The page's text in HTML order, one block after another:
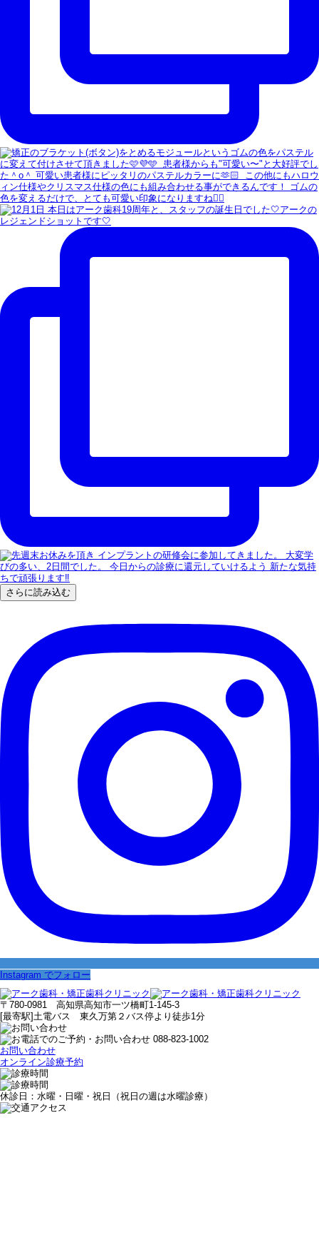
さらに読み込む
Instagram でフォロー
〒780-0981 高知県高知市一ツ橋町1-145-3
[最寄駅]土電バス 東久万第２バス停より徒歩1分
お問い合わせ
オンライン診療予約
休診日：水曜・日曜・祝日（祝日の週は水曜診療）